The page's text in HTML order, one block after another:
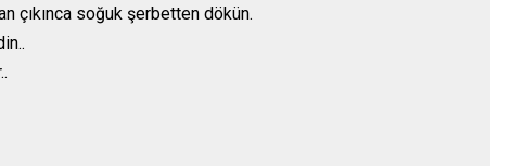
çıkınca soğuk şerbetten dökün.